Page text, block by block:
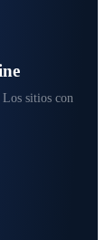
sitios con